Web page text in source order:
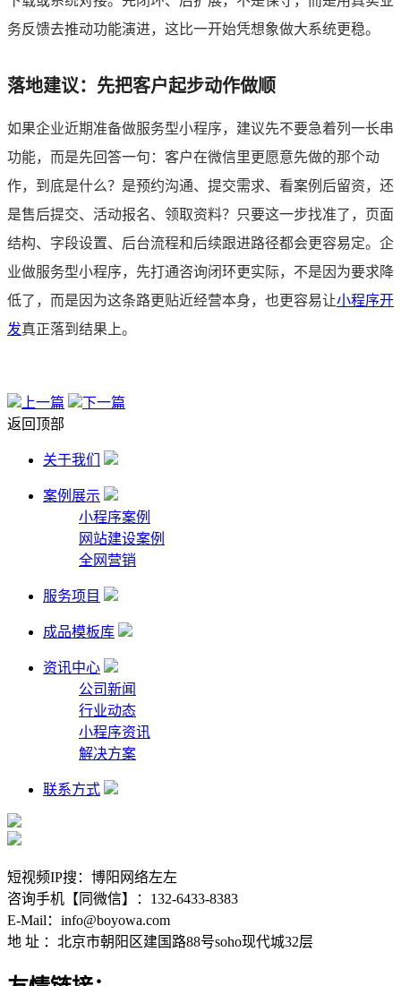
务反馈去推动功能演进，这比一开始凭想象做大系统更稳。
落地建议：先把客户起步动作做顺
如果企业近期准备做服务型小程序，建议先不要急着列一长串
功能，而是先回答一句：客户在微信里更愿意先做的那个动
作，到底是什么？是预约沟通、提交需求、看案例后留资，还
是售后提交、活动报名、领取资料？只要这一步找准了，页面
结构、字段设置、后台流程和后续跟进路径都会更容易定。企
业做服务型小程序，先打通咨询闭环更实际，不是因为要求降
低了，而是因为这条路更贴近经营本身，也更容易让小程序开
发真正落到结果上。
上一篇
下一篇
返回顶部
关于我们
案例展示
小程序案例
网站建设案例
全网营销
服务项目
成品模板库
资讯中心
公司新闻
行业动态
小程序资讯
解决方案
联系方式
短视频IP搜：博阳网络左左
咨询手机【同微信】：132-6433-8383
E-Mail：info@boyowa.com
地 址 ：北京市朝阳区建国路88号soho现代城32层